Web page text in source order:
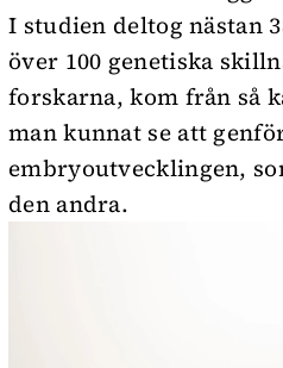
I studien deltog nästan
över 100 genetiska
forskarna, kom från så
man kunnat se att
embryoutvecklingen,
den andra.